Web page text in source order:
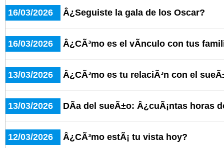
16/03/2026 Â¿Seguiste la gala de los Oscar?
16/03/2026 Â¿CÃ³mo es el vÃ­nculo con tus
13/03/2026 Â¿CÃ³mo es tu relaciÃ³n con el
13/03/2026 DÃ­a del sueÃ±o: Â¿cuÃ¡ntas horas
12/03/2026 Â¿CÃ³mo estÃ¡ tu vista hoy?